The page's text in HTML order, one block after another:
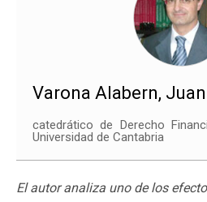
Varona Alabern,
catedrático de Derecho
Universidad de Cantabria
El autor analiza uno de los